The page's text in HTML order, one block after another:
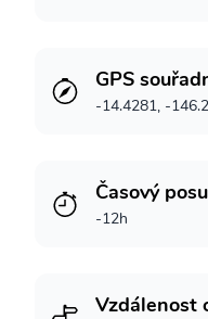
GPS
-14.4281, -
Časový
-12h
Vzdálenost